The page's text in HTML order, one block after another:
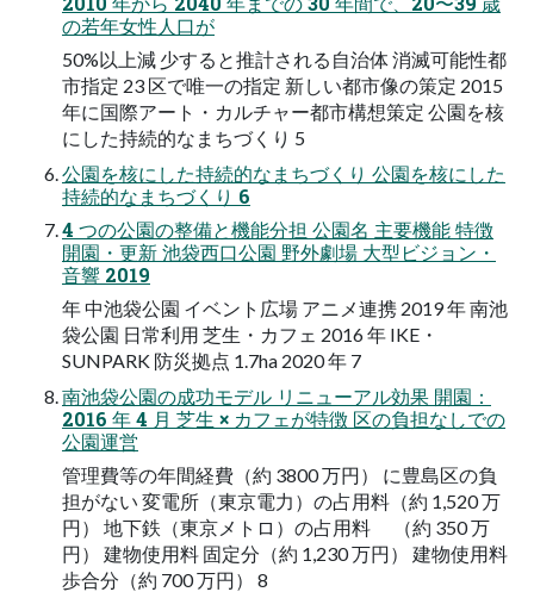
の若年女性人口が
50%以上減 少すると推計される自治体 消滅可能性都
市指定 23 区で唯一の指定 新しい都市像の策定 2015
年に国際アート・カルチャー都市構想策定 公園を核
にした持続的なまちづくり 5
公園を核にした持続的なまちづくり 公園を核にした
持続的なまちづくり 6
4 つの公園の整備と機能分担 公園名 主要機能 特徴
開園・更新 池袋西口公園 野外劇場 大型ビジョン・
音響 2019
年 中池袋公園 イベント広場 アニメ連携 2019 年 南池
袋公園 日常利用 芝生・カフェ 2016 年 IKE・
SUNPARK 防災拠点 1.7ha 2020 年 7
南池袋公園の成功モデル リニューアル効果 開園：
2016 年 4 月 芝生 × カフェが特徴 区の負担なしでの
公園運営
管理費等の年間経費（約 3800 万円） に豊島区の負
担がない 変電所（東京電力）の占用料（約 1,520 万
円） 地下鉄（東京メトロ）の占用料 （約 350 万
円） 建物使用料 固定分（約 1,230 万円） 建物使用料
歩合分（約 700 万円） 8